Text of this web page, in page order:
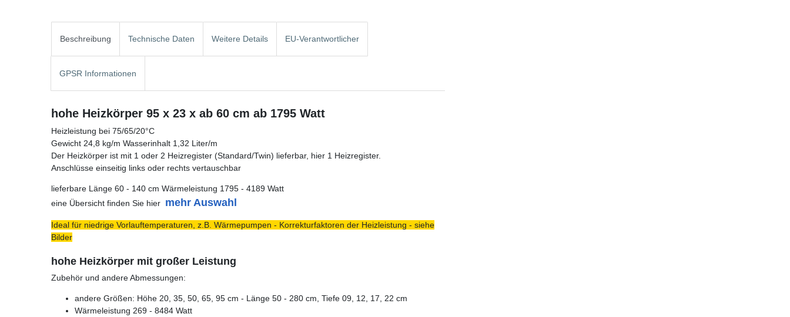
Beschreibung Technische Daten Weitere Details EU-Verantwortlicher
GPSR Informationen
hohe Heizkörper 95 x 23 x ab 60 cm ab 1795 Watt
Heizleistung bei 75/65/20°C
Gewicht 24,8 kg/m Wasserinhalt 1,32 Liter/m
Der Heizkörper ist mit 1 oder 2 Heizregister (Standard/Twin) lieferbar, hier 1 Heizregister.
Anschlüsse einseitig links oder rechts vertauschbar
lieferbare Länge 60 - 140 cm Wärmeleistung 1795 - 4189 Watt
eine Übersicht finden Sie hier mehr Auswahl
Ideal für niedrige Vorlauftemperaturen, z.B. Wärmepumpen - Korrekturfaktoren der Heizleistung - siehe
Bilder
hohe Heizkörper mit großer Leistung
Zubehör und andere Abmessungen:
andere Größen: Höhe 20, 35, 50, 65, 95 cm - Länge 50 - 280 cm, Tiefe 09, 12, 17, 22 cm
Wärmeleistung 269 - 8484 Watt